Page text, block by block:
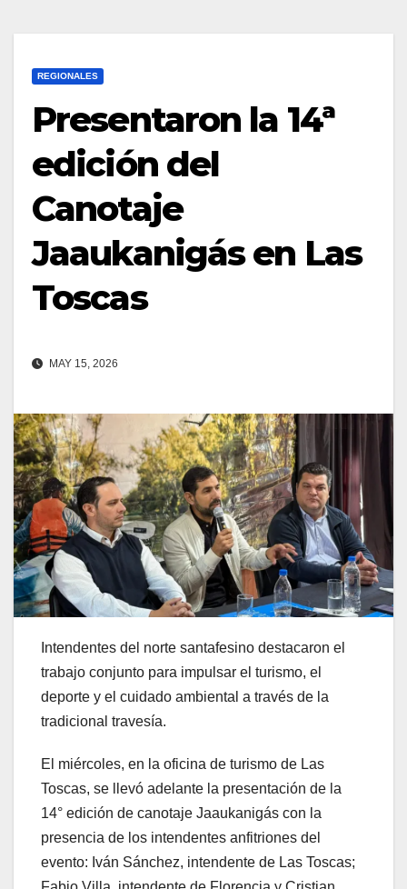
REGIONALES
Presentaron la 14ª
edición del
Canotaje
Jaaukanigás en Las
Toscas
MAY 15, 2026
Intendentes del norte santafesino destacaron el
trabajo conjunto para impulsar el turismo, el
deporte y el cuidado ambiental a través de la
tradicional travesía.
El miércoles, en la oficina de turismo de Las
Toscas, se llevó adelante la presentación de la
14° edición de canotaje Jaaukanigás con la
presencia de los intendentes anfitriones del
evento: Iván Sánchez, intendente de Las Toscas;